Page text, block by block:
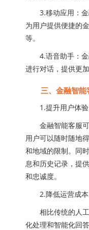
3.移动应用：金
为用户提供便捷的
等。
4.语音助手：金
进行对话，提供更
三、金融智能
1.提升用户体验
金融智能客服可
用户可以随时随地
和地域的限制。同
息和历史记录，提
和忠诚度。
2.降低运营成本
相比传统的人工
化处理和智能化回